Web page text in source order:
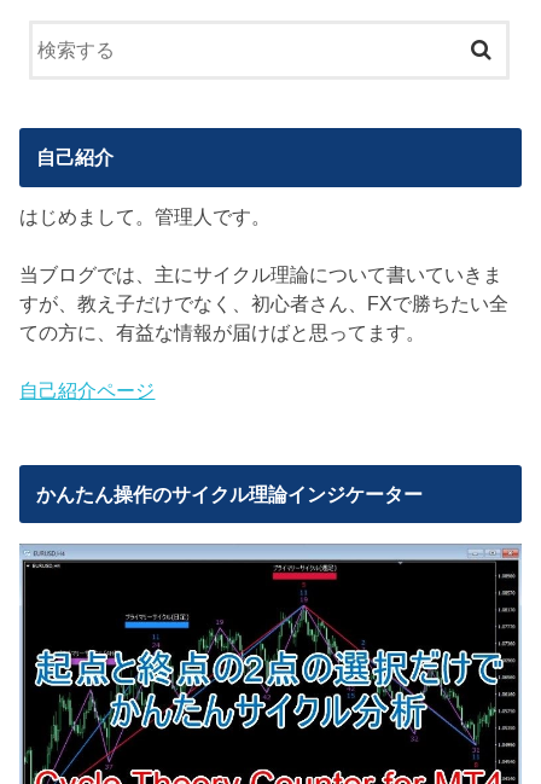
自己紹介
はじめまして。管理人です。
当ブログでは、主にサイクル理論について書いていきま
すが、教え子だけでなく、初心者さん、FXで勝ちたい全
ての方に、有益な情報が届けばと思ってます。
自己紹介ページ
かんたん操作のサイクル理論インジケーター